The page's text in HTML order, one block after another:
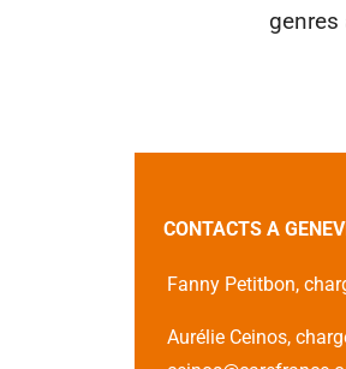
CONTACTS A
Fanny Petitbon,
Aurélie Ceinos,